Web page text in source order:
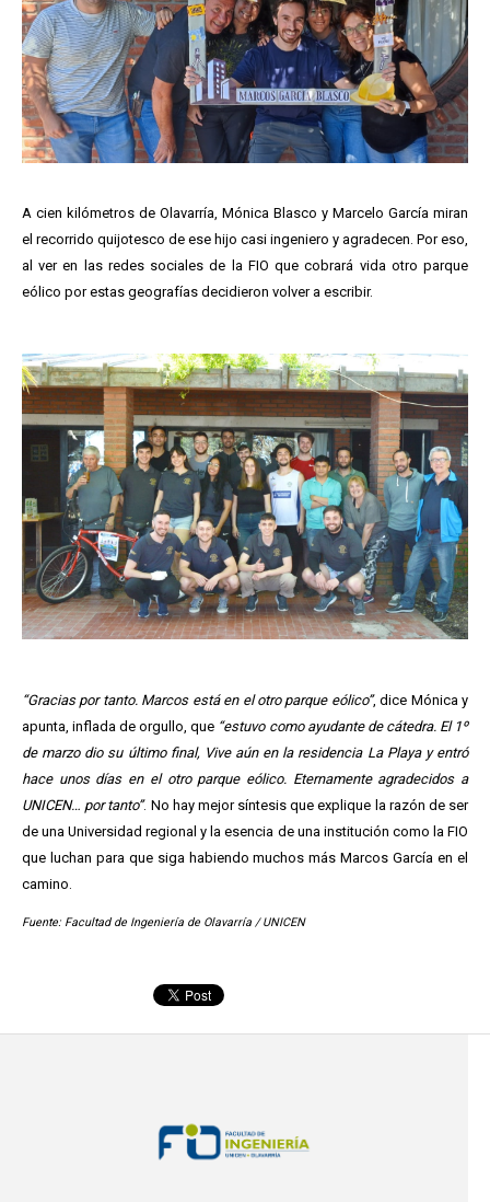
A cien kilómetros de Olavarría, Mónica Blasco y Marcelo García miran
el recorrido quijotesco de ese hijo casi ingeniero y agradecen. Por eso,
al ver en las redes sociales de la FIO que cobrará vida otro parque
eólico por estas geografías decidieron volver a escribir.
“Gracias por tanto. Marcos está en el otro parque eólico”, dice Mónica y
apunta, inflada de orgullo, que “estuvo como ayudante de cátedra. El 1º
de marzo dio su último final, Vive aún en la residencia La Playa y entró
hace unos días en el otro parque eólico. Eternamente agradecidos a
UNICEN… por tanto”. No hay mejor síntesis que explique la razón de ser
de una Universidad regional y la esencia de una institución como la FIO
que luchan para que siga habiendo muchos más Marcos García en el
camino.
Fuente: Facultad de Ingeniería de Olavarría / UNICEN